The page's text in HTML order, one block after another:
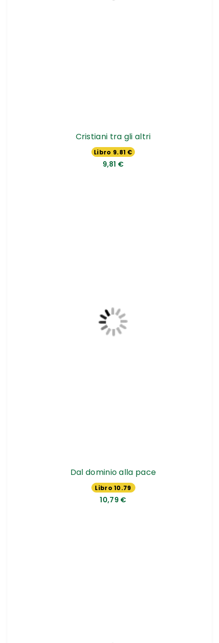
Cristiani tra gli altri
Libro 9.81 €
9,81 €
Dal dominio alla pace
Libro 10.79
€
10,79 €